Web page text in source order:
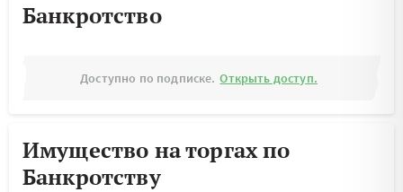
Банкротство
Доступно по подписке. Открыть доступ.
Имущество на торгах по
Банкротству